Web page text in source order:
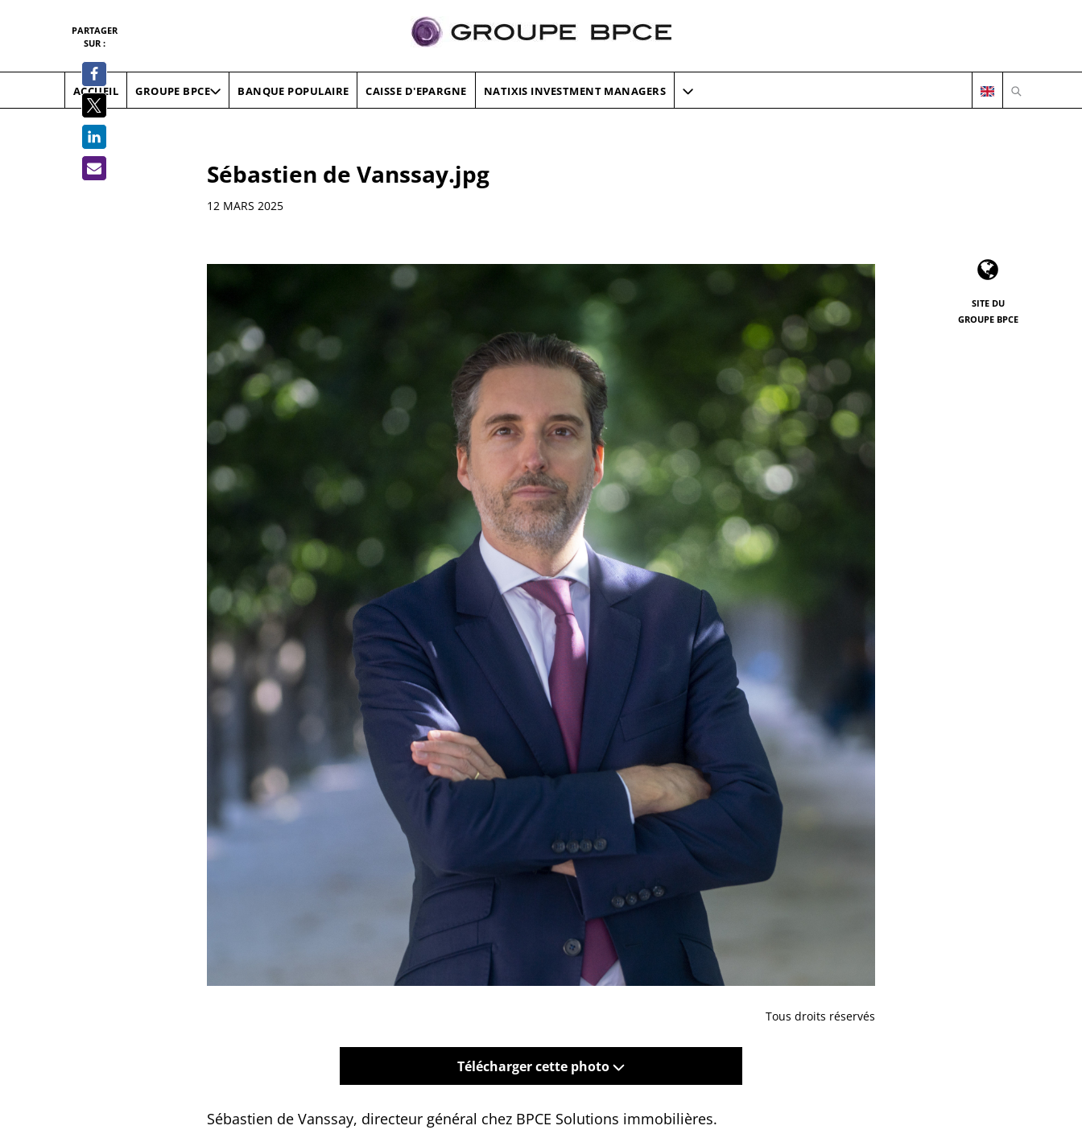
ACCUEIL GROUPE BPCE BANQUE POPULAIRE CAISSE D'EPARGNE NATIXIS INVESTMENT MANAGERS OUVRIR LA
Sébastien de Vanssay.jpg
Informations
12 MARS 2025
PARTAGER
SUR :
SITE DU
GROUPE BPCE
Tous droits réservés
Télécharger cette photo
Sébastien de Vanssay, directeur général chez BPCE Solutions immobilières.